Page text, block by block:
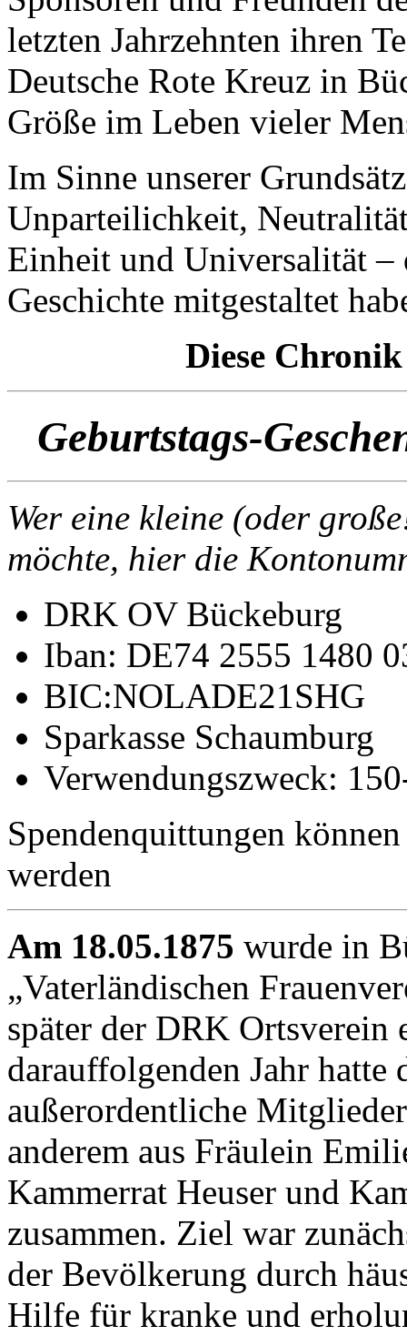
letzten Jahrzehnten ihren
Deutsche Rote Kreuz in
Größe im Leben vieler
Im Sinne unserer
Unparteilichkeit,
Einheit und Universalität –
Geschichte mitgestaltet
Diese
Geburtstags-
Wer eine kleine (oder
möchte, hier die
DRK OV Bückeburg
Iban: DE74 2555 1480
BIC:NOLADE21SHG
Sparkasse Schaumburg
Verwendungszweck:
Spendenquittungen
werden
Am 18.05.1875 wurde in
„Vaterländischen
später der DRK Ortsverein
darauffolgenden Jahr
außerordentliche
anderem aus Fräulein
Kammerrat Heuser und
zusammen. Ziel war
der Bevölkerung durch
Hilfe für kranke und